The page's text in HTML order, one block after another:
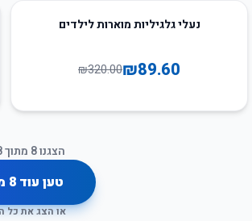
נעלי גלגיליות מוארות לילדים
₪89.60
₪320.00
הצגנו8 מתוך
טען עוד8
או הצג את כל